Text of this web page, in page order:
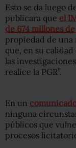
Esto se da luego
publicara que el
de 674 millones
propiedad de una
que, en su
las
realice la PGR”.
En un
ninguna
públicos que
procesos